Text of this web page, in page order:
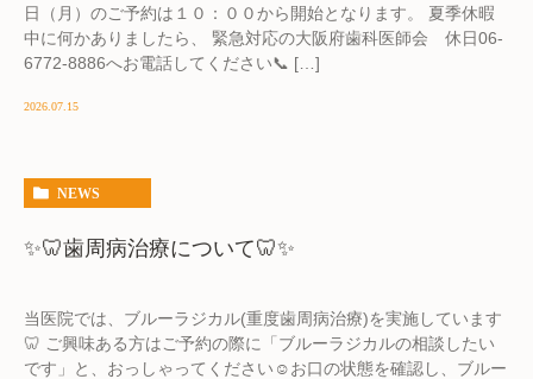
日（月）のご予約は１０：００から開始となります。 夏季休暇
中に何かありましたら、 緊急対応の大阪府歯科医師会 休日06-
6772-8886へお電話してください📞 […]
2026.07.15
NEWS
✨🦷歯周病治療について🦷✨
当医院では、ブルーラジカル(重度歯周病治療)を実施しています
🦷 ご興味ある方はご予約の際に「ブルーラジカルの相談したい
です」と、おっしゃってください☺お口の状態を確認し、ブルー